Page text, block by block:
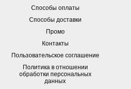
Способы оплаты
Способы доставки
Промо
Контакты
Пользовательское соглашение
Политика в отношении
обработки персональных
данных